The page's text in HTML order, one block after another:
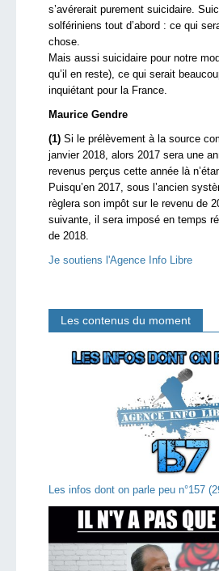
s’avérerait purement suicidaire.
solfériniens tout d’abord : ce qui
chose.
Mais aussi suicidaire pour notre
qu’il en reste), ce qui serait
inquiétant pour la France.
Maurice Gendre
(1) Si le prélèvement à la source
janvier 2018, alors 2017 sera une
revenus perçus cette année là
Puisqu’en 2017, sous l’ancien
règlera son impôt sur le revenu de
suivante, il sera imposé en temps
de 2018.
Je soutiens l'Agence Info Libre
Les contenus du moment
Les infos dont on parle peu n°157